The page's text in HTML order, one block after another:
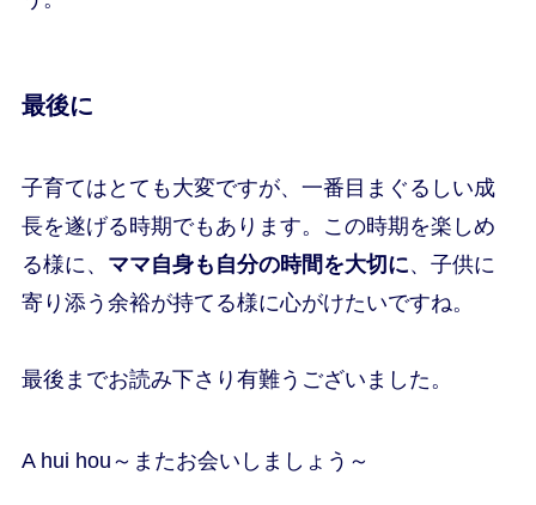
最後に
子育てはとても大変ですが、一番目まぐるしい成
長を遂げる時期でもあります。この時期を楽しめ
る様に、 ママ自身も自分の時間を大切に、子供に
寄り添う余裕が持てる様に心がけたいですね。
最後までお読み下さり有難うございました。
A hui hou～またお会いしましょう～